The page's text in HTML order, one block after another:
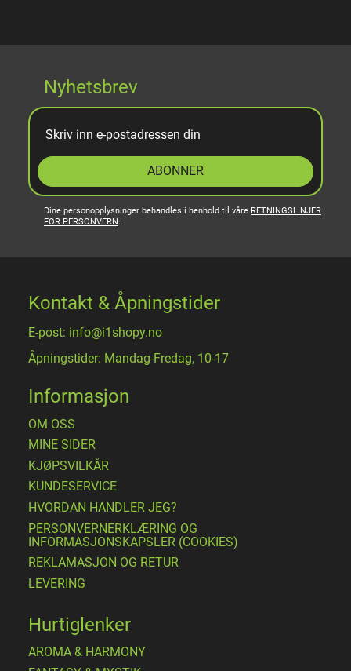
Nyhetsbrev
ABONNER
Dine personopplysninger behandles i henhold til våre RETNINGSLINJER
FOR PERSONVERN.
Kontakt & Åpningstider
E-post: info@i1shopy.no
Åpningstider: Mandag-Fredag, 10-17
Informasjon
OM OSS
MINE SIDER
​KJØPSVILKÅR
KUNDESERVICE
HVORDAN HANDLER JEG?
PERSONVERNERKLÆRING OG
INFORMASJONSKAPSLER (COOKIES)
REKLAMASJON OG RETUR
LEVERING
Hurtiglenker
AROMA & HARMONY